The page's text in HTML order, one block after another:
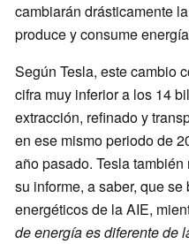
cambiarán drásticamente
produce y consume
Según Tesla, este cambio
cifra muy inferior a los 14
extracción, refinado y
en ese mismo periodo de
año pasado. Tesla
su informe, a saber, que
energéticos de la AIE,
de energía es diferente de